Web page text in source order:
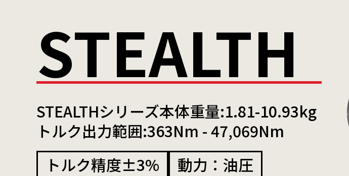
STEALTH
STEALTHシリーズ本体重量:1.81-10.93kg
トルク出力範囲:363Nm - 47,069Nm
トルク精度±3%
動力：油圧